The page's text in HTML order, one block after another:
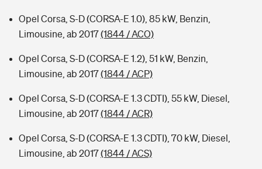
Opel Corsa, S-D (CORSA-E 1.0), 85 kW, Benzin,
Limousine, ab 2017(1844 / ACO)
Opel Corsa, S-D (CORSA-E 1.2), 51 kW, Benzin,
Limousine, ab 2017(1844 / ACP)
Opel Corsa, S-D (CORSA-E 1.3 CDTI), 55 kW, Diesel,
Limousine, ab 2017(1844 / ACR)
Opel Corsa, S-D (CORSA-E 1.3 CDTI), 70 kW, Diesel,
Limousine, ab 2017(1844 / ACS)